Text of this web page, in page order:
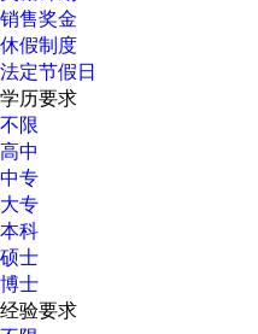
销售奖金
休假制度
法定节假日
学历要求
不限
高中
中专
大专
本科
硕士
博士
经验要求